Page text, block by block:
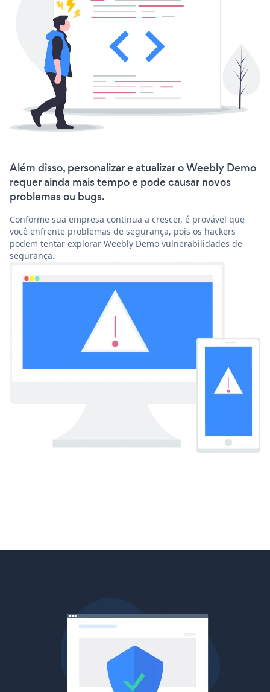
Além disso, personalizar e atualizar o Weebly Demo
requer ainda mais tempo e pode causar novos
problemas ou bugs.
Conforme sua empresa continua a crescer, é provável que
você enfrente problemas de segurança, pois os hackers
podem tentar explorar Weebly Demo vulnerabilidades de
segurança.